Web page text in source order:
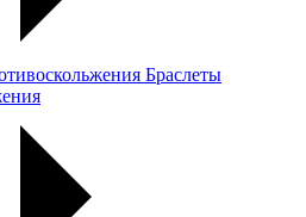
Браслеты